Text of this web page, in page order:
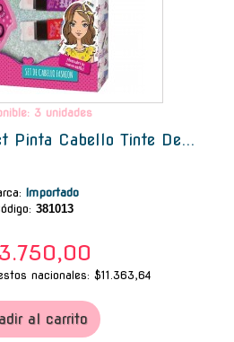
3 unidades
Pinta Cabello Tinte De...
: Importado
381013
nacionales: $11.363,64
al carrito